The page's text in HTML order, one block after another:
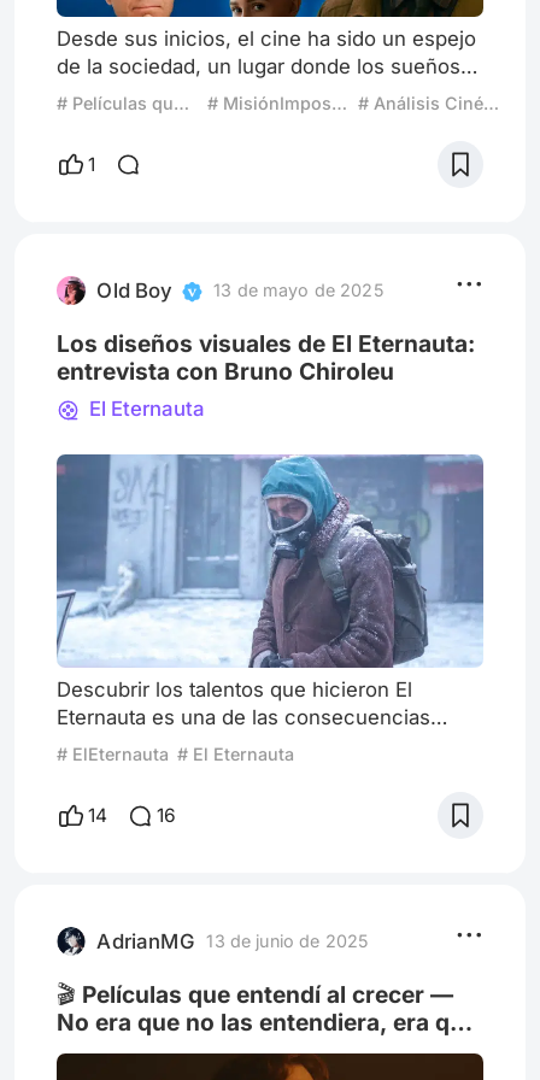
Desde sus inicios, el cine ha sido un espejo
de la sociedad, un lugar donde los sueños,
miedos y posibilidades se proyectan en
el cine no solo refleja: se adelanta. Algunas
películas imaginaron tecnologías, eventos o
películas que predijeron e
# Películas que predijeron el futuro # MisiónImposible # Análisis Cinéfilo
1
Old Boy 13 de mayo de 2025
Los diseños visuales de El Eternauta:
entrevista con Bruno Chiroleu
El Eternauta
Descubrir los talentos que hicieron El
Eternauta es una de las consecuencias
preciosas que destila la serie de Bruno
profesionales y artistas, destaca el dibujante
rosarino Bruno Chiroleu, quien vive desde
del Virtual Art Department (VAD), o
# ElEternauta # El Eternauta
14 16
AdrianMG 13 de junio de 2025
🎬 Películas que entendí al crecer —
No era que no las entendiera, era que
no estaba listo